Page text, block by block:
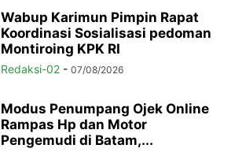
Wabup Karimun Pimpin Rapat
Koordinasi Sosialisasi pedoman
Montiroing KPK RI
Redaksi-02 - 07/08/2026
Modus Penumpang Ojek Online
Rampas Hp dan Motor
Pengemudi di Batam,...